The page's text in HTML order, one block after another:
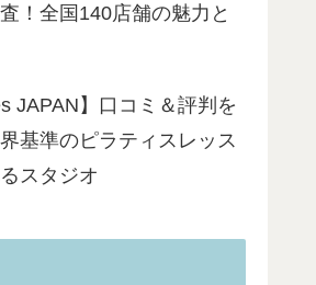
！全国140店舗の魅力と
JAPAN】口コミ＆評判を
基準のピラティスレッス
スタジオ